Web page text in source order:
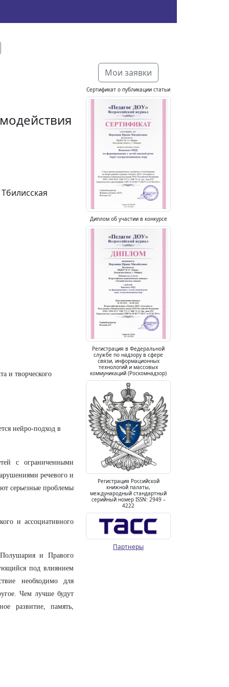
и творческого
нейро-подход в
с ограниченными
речевого и
серьезные проблемы
и ассоциативного
и Правого
под влиянием
необходимо для
Чем лучше будут
развитие, память,
Мои заявки
Сертификат о публикации статьи
Диплом об участии в конкурсе
Регистрация в Федеральной
службе по надзору в сфере
связи, информационных
технологий и массовых
коммуникаций (Роскомнадзор)
Регистрация Российской
книжной палаты,
международный стандартный
серийный номер ISSN: 2949 –
4222
Партнеры